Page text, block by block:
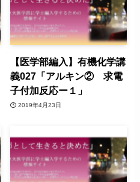
【医学部編入】有機化学講
義027「アルキン② 求電
子付加反応ー１」
2019年4月23日